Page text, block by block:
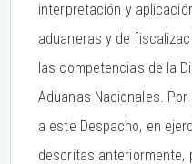
interpretación y
aduaneras y de
las competencias de la
Aduanas Nacionales.
a este Despacho, en
descritas anteriormente,